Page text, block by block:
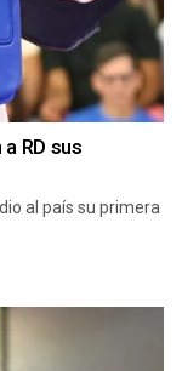
RD sus
al país su primera